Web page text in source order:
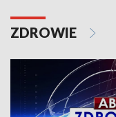
ZDROWIE